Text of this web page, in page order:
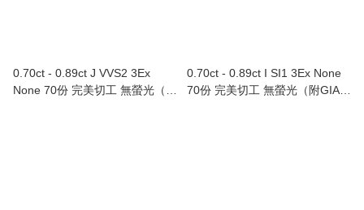
0.70ct - 0.89ct J VVS2 3Ex
None 70份 完美切工 無螢光（附
0.70ct - 0.89ct I SI1 3Ex None
70份 完美切工 無螢光（附GIA證